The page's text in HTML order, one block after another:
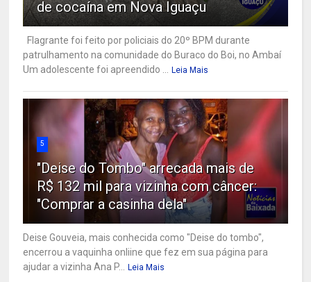
de cocaína em Nova Iguaçu
Flagrante foi feito por policiais do 20º BPM durante
patrulhamento na comunidade do Buraco do Boi, no Ambaí
Um adolescente foi apreendido ...
Leia Mais
5
"Deise do Tombo" arrecada mais de
R$ 132 mil para vizinha com câncer:
"Comprar a casinha dela"
Deise Gouveia, mais conhecida como "Deise do tombo",
encerrou a vaquinha onliine que fez em sua página para
ajudar a vizinha Ana P...
Leia Mais